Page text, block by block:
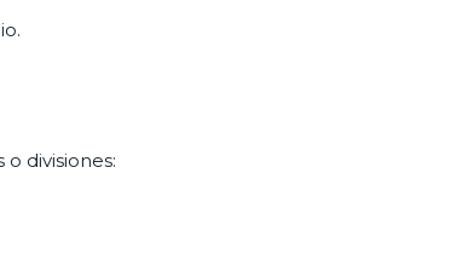
divisiones: